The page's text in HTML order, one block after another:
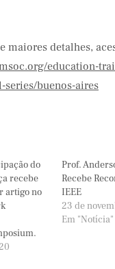
maiores detalhes,
education-
series/buenos-aires
do
recebe
artigo no
Prof.
Recebe
IEEE
23 de
Em "Notícia"